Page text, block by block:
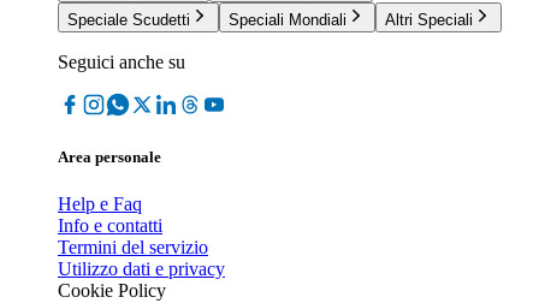
Speciale Scudetti
Speciali Mondiali Altri Speciali
Seguici anche su
Area personale
Help e Faq
Info e contatti
Termini del servizio
Utilizzo dati e privacy
Cookie Policy